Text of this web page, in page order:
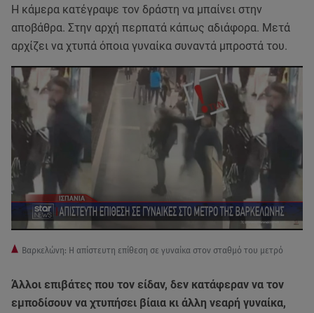
Η κάμερα κατέγραψε τον δράστη να μπαίνει στην
αποβάθρα. Στην αρχή περπατά κάπως αδιάφορα. Μετά
αρχίζει να χτυπά όποια γυναίκα συναντά μπροστά του.
Βαρκελώνη: Η απίστευτη επίθεση σε γυναίκα στον σταθμό του μετρό
Άλλοι επιβάτες που τον είδαν, δεν κατάφεραν να τον
εμποδίσουν να χτυπήσει βίαια κι άλλη νεαρή γυναίκα,